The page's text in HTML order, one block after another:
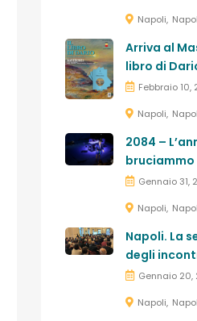
Napoli
Arriva al
libro di
Febbraio 10,
Napoli
2084 –
bruciammo
Gennaio 31,
Napoli
Napoli. La
degli
Gennaio 20,
Napoli